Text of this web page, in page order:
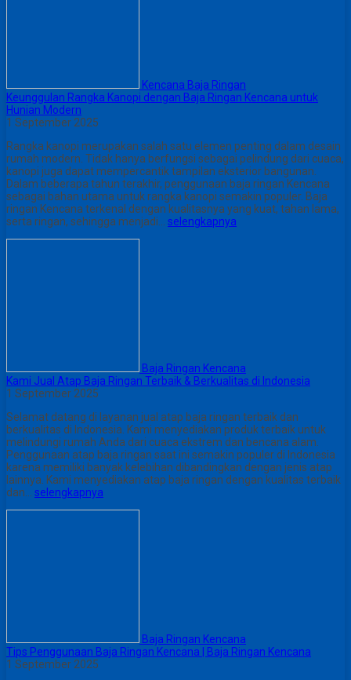
Kencana Baja Ringan
Keunggulan Rangka Kanopi dengan Baja Ringan Kencana untuk
Hunian Modern
1 September 2025
Rangka kanopi merupakan salah satu elemen penting dalam desain
rumah modern. Tidak hanya berfungsi sebagai pelindung dari cuaca,
kanopi juga dapat mempercantik tampilan eksterior bangunan.
Dalam beberapa tahun terakhir, penggunaan baja ringan Kencana
sebagai bahan utama untuk rangka kanopi semakin populer. Baja
ringan Kencana terkenal dengan kualitasnya yang kuat, tahan lama,
serta ringan, sehingga menjadi… selengkapnya
Baja Ringan Kencana
Kami Jual Atap Baja Ringan Terbaik & Berkualitas di Indonesia
1 September 2025
Selamat datang di layanan jual atap baja ringan terbaik dan
berkualitas di Indonesia. Kami menyediakan produk terbaik untuk
melindungi rumah Anda dari cuaca ekstrem dan bencana alam.
Penggunaan atap baja ringan saat ini semakin populer di Indonesia
karena memiliki banyak kelebihan dibandingkan dengan jenis atap
lainnya. Kami menyediakan atap baja ringan dengan kualitas terbaik
dan… selengkapnya
Baja Ringan Kencana
Tips Penggunaan Baja Ringan Kencana | Baja Ringan Kencana
1 September 2025